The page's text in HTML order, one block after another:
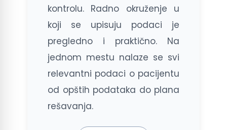
kontrolu. Radno okruženje u
koji se upisuju podaci je
pregledno i praktično. Na
jednom mestu nalaze se svi
relevantni podaci o pacijentu
od opštih podataka do plana
rešavanja.